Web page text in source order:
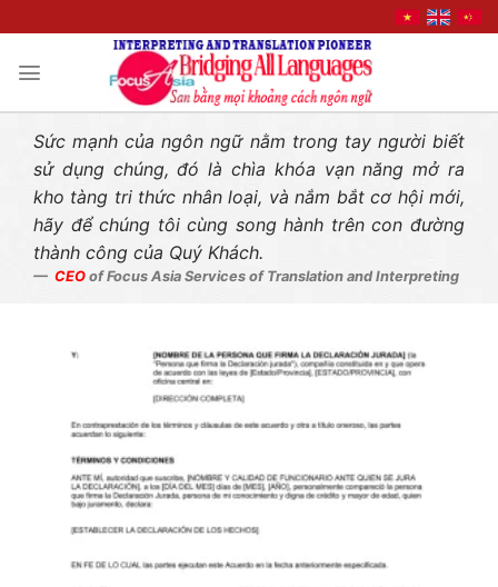
Sức mạnh của ngôn ngữ nằm trong tay người biết
sử dụng chúng, đó là chìa khóa vạn năng mở ra
kho tàng tri thức nhân loại, và nắm bắt cơ hội mới,
hãy để chúng tôi cùng song hành trên con đường
thành công của Quý Khách.
CEO of Focus Asia Services of Translation and Interpreting